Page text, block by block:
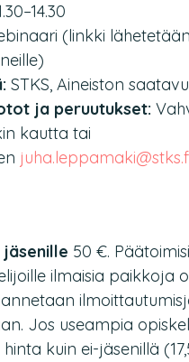
(linkki
STKS, Aineiston
ja peruutukset:
kautta tai
jäsenille 50 €.
ilmaisia paikkoja
Jos useampia
kuin ei-jäsenillä